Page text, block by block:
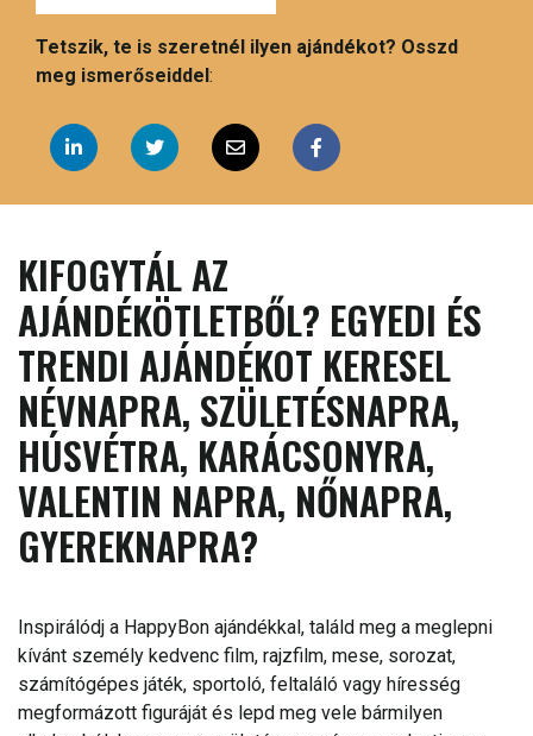
Tetszik, te is szeretnél ilyen ajándékot? Osszd
meg ismerőseiddel:
KIFOGYTÁL AZ
AJÁNDÉKÖTLETBŐL? EGYEDI ÉS
TRENDI AJÁNDÉKOT KERESEL
NÉVNAPRA, SZÜLETÉSNAPRA,
HÚSVÉTRA, KARÁCSONYRA,
VALENTIN NAPRA, NŐNAPRA,
GYEREKNAPRA?
Inspirálódj a HappyBon ajándékkal, találd meg a meglepni
kívánt személy kedvenc film, rajzfilm, mese, sorozat,
számítógépes játék, sportoló, feltaláló vagy híresség
megformázott figuráját és lepd meg vele bármilyen